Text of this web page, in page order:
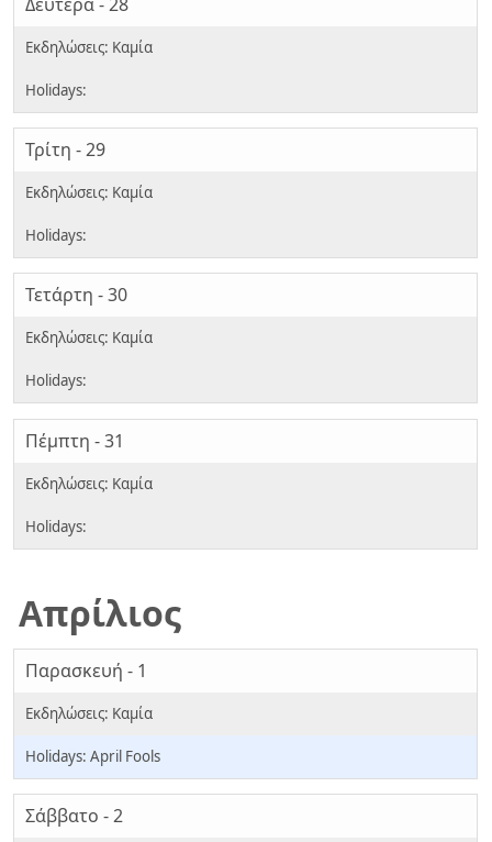
Τρίτη - 29
Τετάρτη - 30
Πέμπτη - 31
Απρίλιος
Παρασκευή - 1
April Fools
Σάββατο - 2